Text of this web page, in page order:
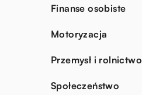
Finanse osobiste
Motoryzacja
Przemysł i rolnictwo
Społeczeństwo